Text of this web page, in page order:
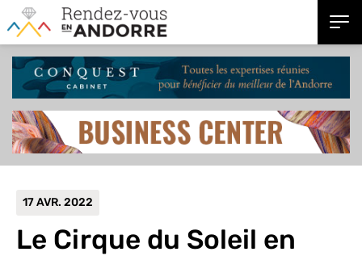
17 AVR. 2022
Le Cirque du Soleil en